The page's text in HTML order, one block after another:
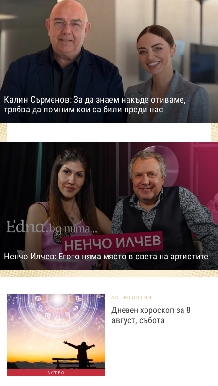
Калин Сърменов: За да знаем накъде отиваме,
трябва да помним кои са били преди нас
Ненчо Илчев: Егото няма място в света на артистите
АСТРО
АСТРОЛОГИЯ
Дневен хороскоп за 8
август, събота